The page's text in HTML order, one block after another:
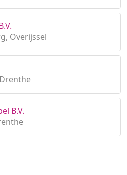
Overijssel
B.V.